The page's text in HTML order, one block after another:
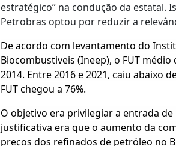
estratégico” na condução da estatal.
Petrobras optou por reduzir a
De acordo com levantamento do
Biocombustiveis (Ineep), o FUT
2014. Entre 2016 e 2021, caiu abaixo
FUT chegou a 76%.
O objetivo era privilegiar a entrada
justificativa era que o aumento da
preços dos refinados de petróleo no